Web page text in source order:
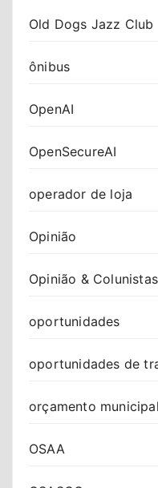
Old Dogs Jazz Club
ônibus
OpenAI
OpenSecureAI
operador de loja
Opinião
Opinião & Colunistas
oportunidades
oportunidades de
orçamento municipal
OSAA